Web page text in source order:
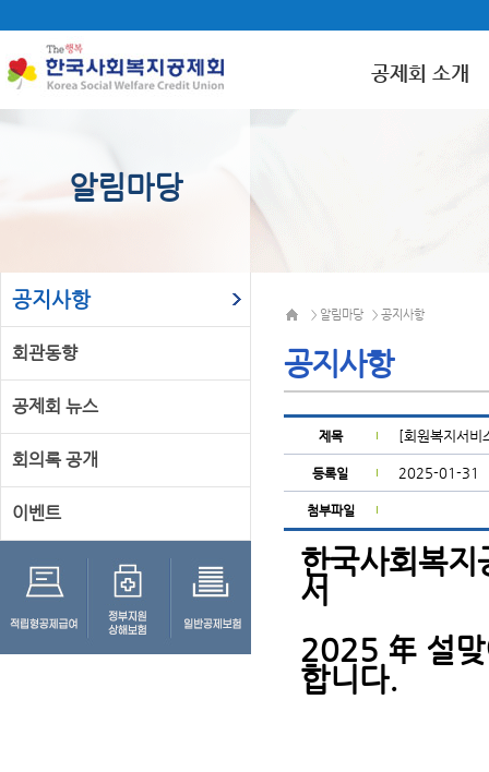
공제회 소개
알림마당
공지사항
회관동향
공제회 뉴스
회의록 공개
이벤트
> 알림마당 > 공지사항
공지사항
제목 [회원복지서
등록일 2025-01-31
첨부파일
한국사회복
서
2025 年 설맞
합니다.